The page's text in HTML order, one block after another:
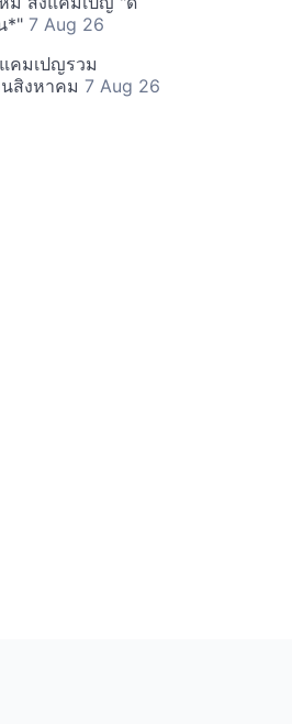
*" 7 Aug 26
คมเปญรวม
สิงหาคม 7 Aug 26